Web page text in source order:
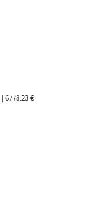
| 6778.23 €